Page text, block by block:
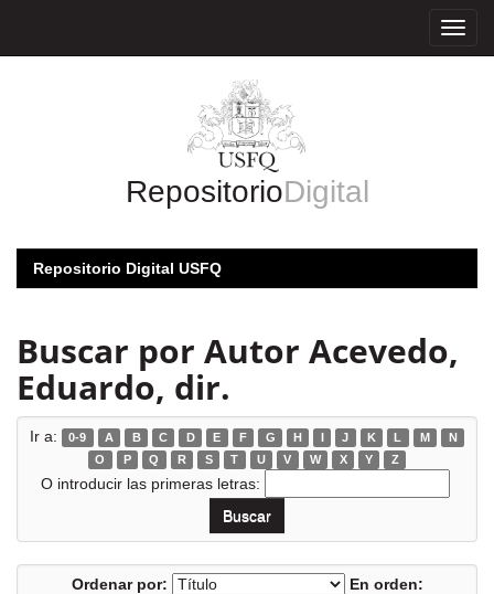
RepositorioDigital
Repositorio Digital USFQ
Buscar por Autor Acevedo,
Eduardo, dir.
Ir a: 0-9 A B C D E F G H I J K L M
N
O
P Q R S T U V W X Y Z
O introducir las primeras letras:
Ordenar por:
En orden: